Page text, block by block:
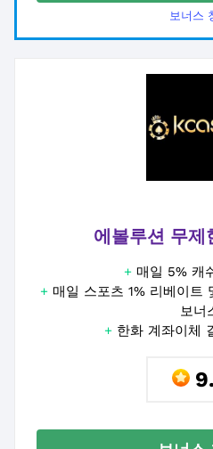
보너스
에볼루션 무제
+ 매일 5% 캐
+ 매일 스포츠 1% 리베이트
보너
+ 한화 계좌이체